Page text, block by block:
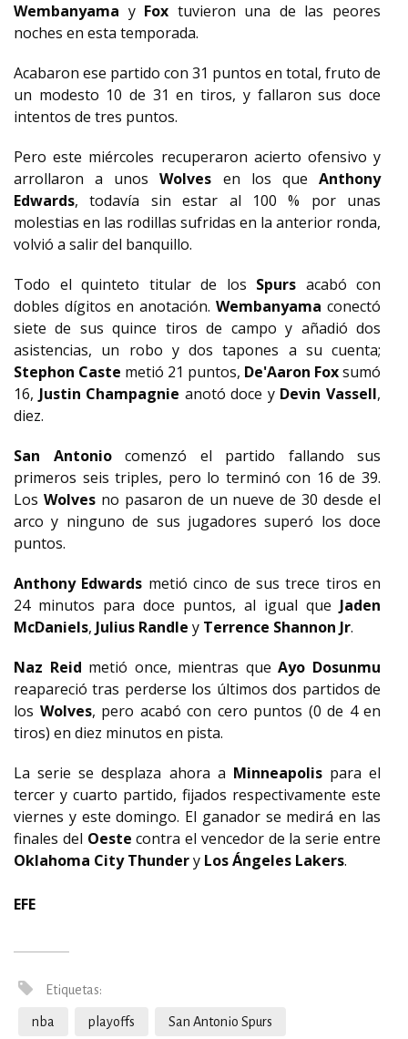
Wembanyama y Fox tuvieron una de las peores
noches en esta temporada.
Acabaron ese partido con 31 puntos en total, fruto de
un modesto 10 de 31 en tiros, y fallaron sus doce
intentos de tres puntos.
Pero este miércoles recuperaron acierto ofensivo y
arrollaron a unosWolves en los queAnthony
Edwards, todavía sin estar al 100 % por unas
molestias en las rodillas sufridas en la anterior ronda,
volvió a salir del banquillo.
Todo el quinteto titular de los Spurs acabó con
dobles dígitos en anotación. Wembanyama conectó
siete de sus quince tiros de campo y añadió dos
asistencias, un robo y dos tapones a su cuenta;
Stephon Caste metió 21 puntos, De'Aaron Foxsumó
16, Justin Champagnie anotó doce yDevin Vassell,
diez.
San Antoniocomenzó el partido fallando sus
primeros seis triples, pero lo terminó con 16 de 39.
Los Wolvesno pasaron de un nueve de 30 desde el
arco y ninguno de sus jugadores superó los doce
puntos.
Anthony Edwards metió cinco de sus trece tiros en
24 minutos para doce puntos, al igual que Jaden
McDaniels, Julius Randle y Terrence Shannon Jr.
Naz Reid metió once, mientras que Ayo Dosunmu
reapareció tras perderse los últimos dos partidos de
los Wolves, pero acabó con cero puntos (0 de 4 en
tiros) en diez minutos en pista.
La serie se desplaza ahora a Minneapolispara el
tercer y cuarto partido, fijados respectivamente este
viernes y este domingo. El ganador se medirá en las
finales del Oeste contra el vencedor de la serie entre
Oklahoma City Thundery Los Ángeles Lakers.
EFE
Etiquetas:
nba playoffs San Antonio Spurs